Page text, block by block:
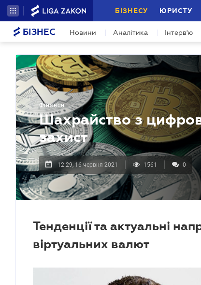
БІЗНЕСУ ЮРИСТУ
БІЗНЕС Новини Аналітика Інтерв'ю
Фінанси
Шахрайство з
захист
12.29, 16 червня 2021 1561 0
Тенденції та актуальні
віртуальних валют